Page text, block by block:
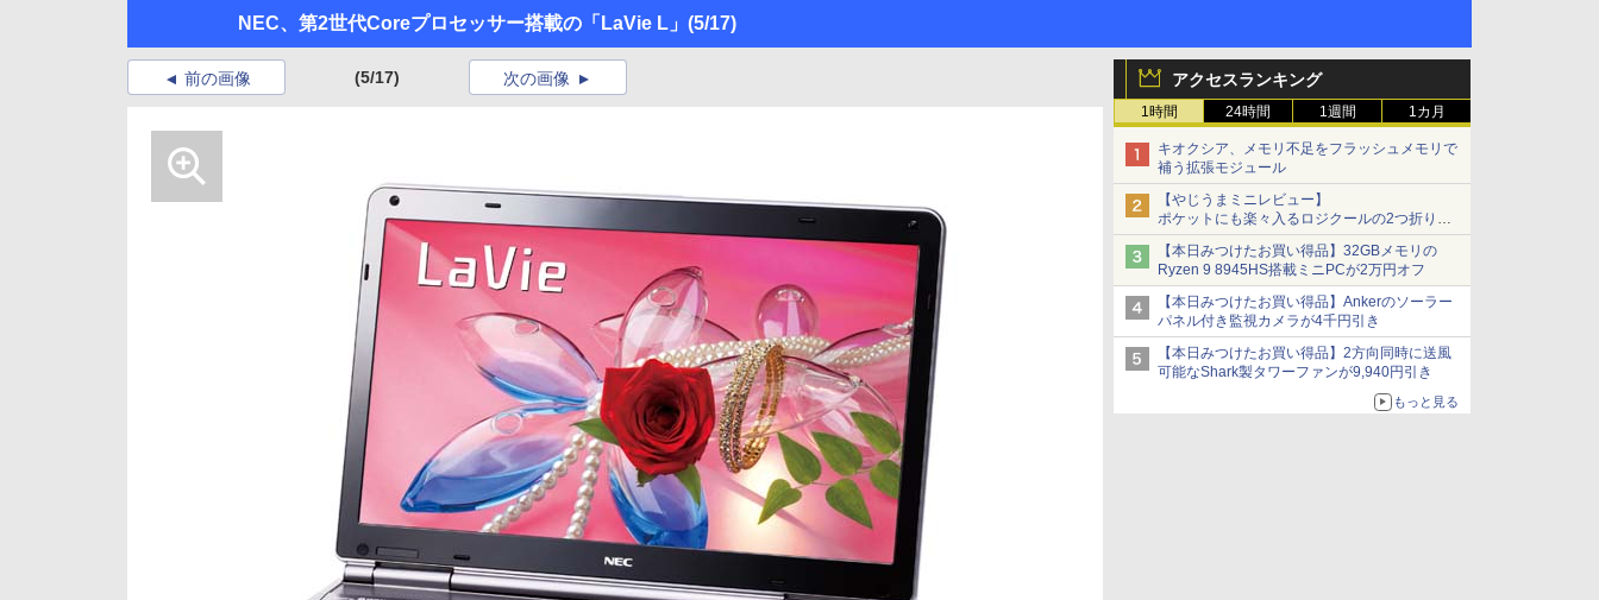
NEC、第2世代Coreプロセッサー搭載の「LaVie L」 (5/17)
アクセスランキング
1時間 24時間 1週間 1カ月
キオクシア、メモリ不足をフラッシュメモリで
補う拡張モジュール
【やじうまミニレビュー】
ポケットにも楽々入るロジクールの2つ折りマ
ウス「Mobi Fold」。その気になるギミックと
は？
【本日みつけたお買い得品】32GBメモリの
Ryzen 9 8945HS搭載ミニPCが2万円オフ
【本日みつけたお買い得品】Ankerのソーラー
パネル付き監視カメラが4千円引き
【本日みつけたお買い得品】2方向同時に送風
可能なShark製タワーファンが9,940円引き
もっと見る
前の画像 (5/17) 次の画像